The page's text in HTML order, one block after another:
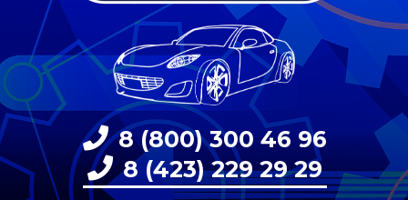
8 (800) 300 46 96
8 (423) 229 29 29